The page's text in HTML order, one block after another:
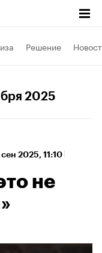
Решение
2025
сен 2025, 11:10
не